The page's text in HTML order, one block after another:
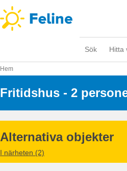
Sök Hitta
Hem
Fritidshus - 2
Alternativa objekter
I närheten (2)